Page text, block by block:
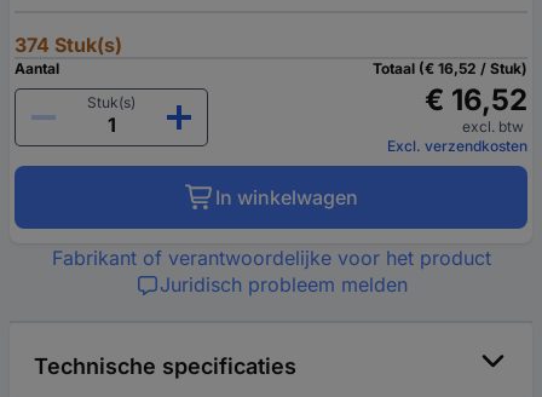
374 Stuk(s)
Aantal
Stuk(s)
Totaal (€ 16,52 / Stuk)
€ 16,52
excl. btw
Excl. verzendkosten
In winkelwagen
Fabrikant of verantwoordelijke voor het product
Juridisch probleem melden
Technische specificaties